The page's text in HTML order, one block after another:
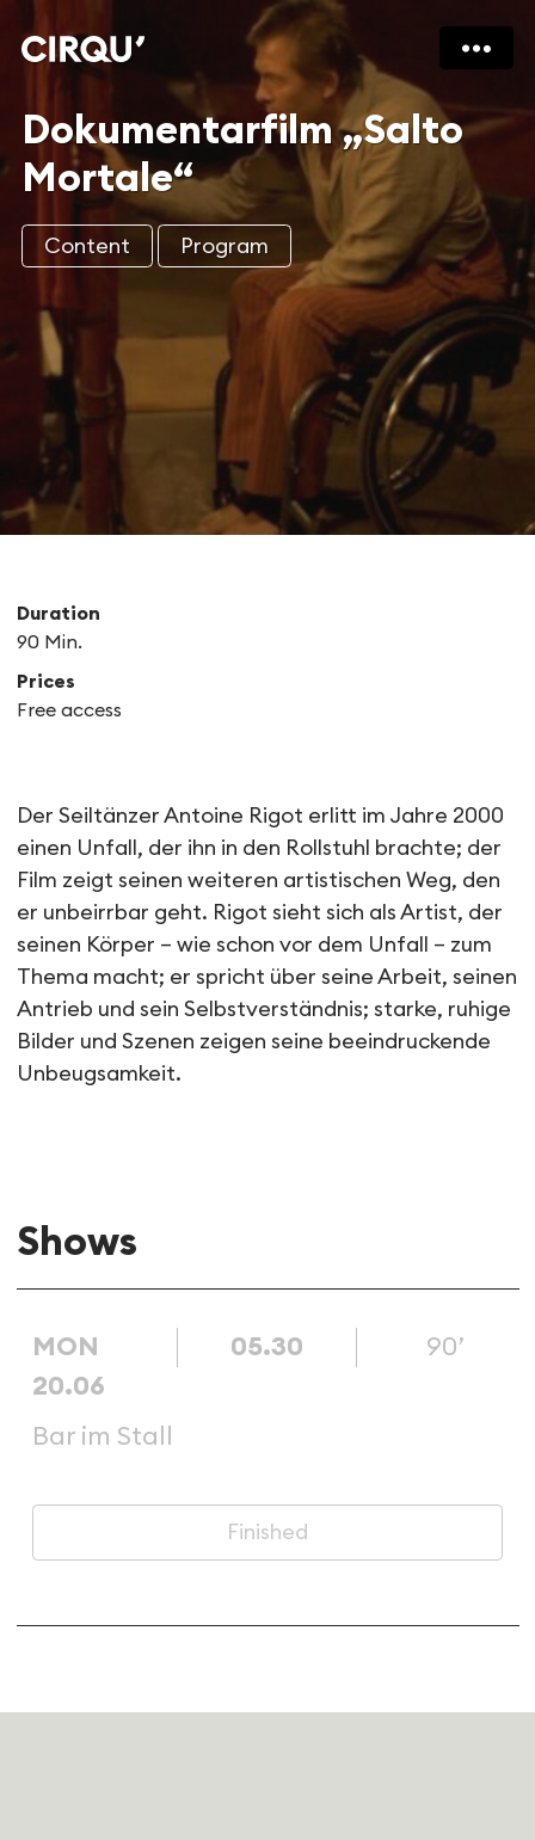
Dokumentarfilm „Salto
Mortale“
Content Program
Dokumentarfilm „Salto
Der Seiltänzer Antoine Rigot erlitt im Jahre 2000
einen Unfall, der ihn in den Rollstuhl brachte; der
Film zeigt seinen weiteren artistischen Weg, den
er unbeirrbar geht. Rigot sieht sich als Artist, der
seinen Körper – wie schon vor dem Unfall – zum
Thema macht; er spricht über seine Arbeit, seinen
Antrieb und sein Selbstverständnis; starke, ruhige
Bilder und Szenen zeigen seine beeindruckende
Unbeugsamkeit.
Duration
90 Min.
Prices
Free access
Shows
MON
20.06
05.30 90’
Bar im Stall
Finished